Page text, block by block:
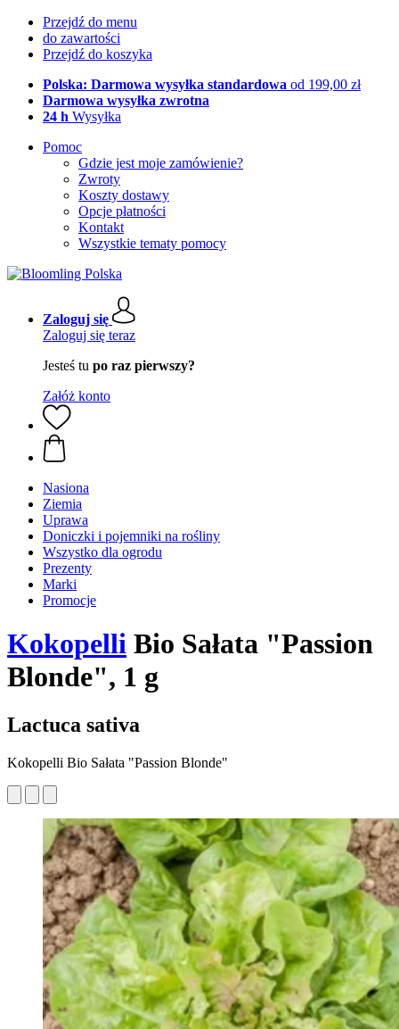
Przejdź do menu
do zawartości
Przejdź do koszyka
Polska: Darmowa wysyłka standardowa od 199,00 zł
Darmowa wysyłka zwrotna
24 h Wysyłka
Pomoc
Gdzie jest moje zamówienie?
Zwroty
Koszty dostawy
Opcje płatności
Kontakt
Wszystkie tematy pomocy
Zaloguj się
Zaloguj się teraz
Jesteś tu po raz pierwszy?
Załóż konto
Nasiona
Ziemia
Uprawa
Doniczki i pojemniki na rośliny
Wszystko dla ogrodu
Prezenty
Marki
Promocje
Kokopelli Bio Sałata "Passion
Blonde", 1 g
Lactuca sativa
Kokopelli Bio Sałata "Passion Blonde"